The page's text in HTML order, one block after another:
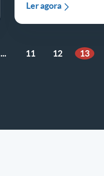
Ler agora
... 11 12 13